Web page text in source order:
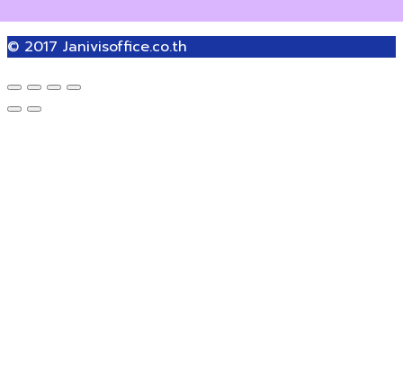
© 2017 Janivisoffice.co.th